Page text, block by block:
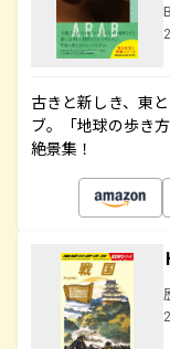
古きと新しき、東
ブ。「地球の歩き
絶景集！